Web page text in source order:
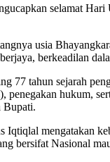
selamat
usia
berkeadilan
77 tahun sejarah
penegakan hukum,
Bupati.
Iqtiqlal mengatakan
bersifat Nasional